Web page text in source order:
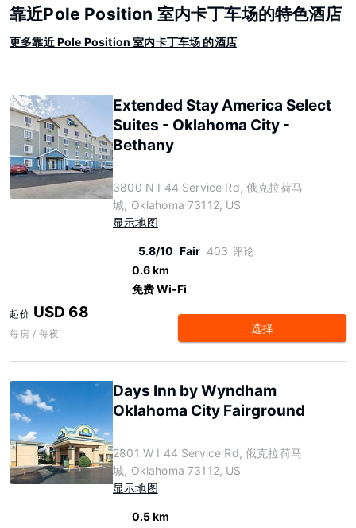
靠近Pole Position 室内卡丁车场的特色酒店
更多靠近 Pole Position 室内卡丁车场 的酒店
Extended Stay America Select
Suites - Oklahoma City -
Bethany
3800 N I 44 Service Rd, 俄克拉荷马
城, Oklahoma 73112, US
显示地图
5.8/10 Fair 403 评论
0.6 km
免费 Wi-Fi
起价 USD 68
每房 / 每夜 选择
Days Inn by Wyndham
Oklahoma City Fairground
2801 W I 44 Service Rd, 俄克拉荷马
城, Oklahoma 73112, US
显示地图
0.5 km